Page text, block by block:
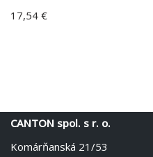
17,54 €
CANTON spol. s r. o.
Komárňanská 21/53